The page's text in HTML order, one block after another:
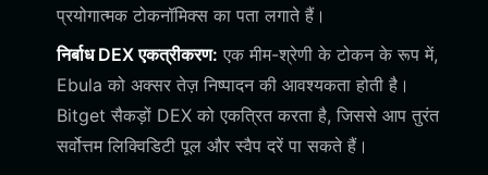
प्रयोगात्मक टोकनॉमिक्स का पता लगाते हैं।
निर्बाध DEX एकत्रीकरण: एक मीम-श्रेणी के टोकन के रूप में,
Ebula को अक्सर तेज़ निष्पादन की आवश्यकता होती है।
Bitget सैकड़ों DEX को एकत्रित करता है, जिससे आप तुरंत
सर्वोत्तम लिक्विडिटी पूल और स्वैप दरें पा सकते हैं।